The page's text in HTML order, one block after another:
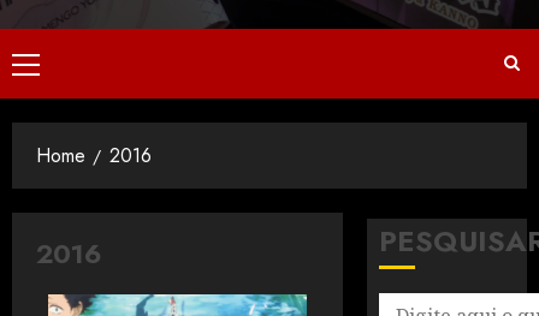
Home 2016
2016